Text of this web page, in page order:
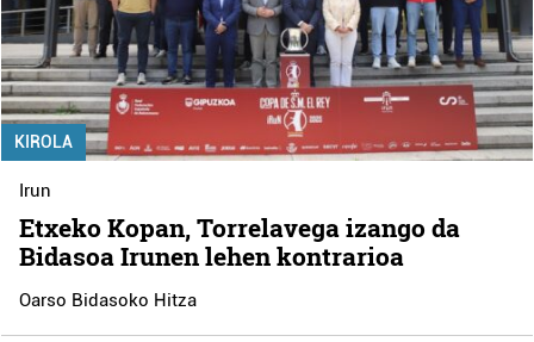
KIROLA
Irun
Etxeko Kopan, Torrelavega izango da
Bidasoa Irunen lehen kontrarioa
Oarso Bidasoko Hitza